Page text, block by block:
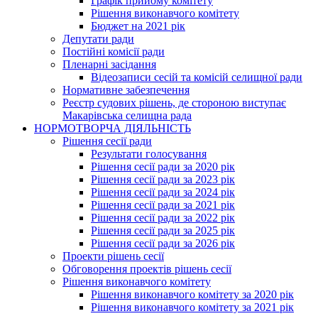
Рішення виконавчого комітету
Бюджет на 2021 рік
Депутати ради
Постійні комісії ради
Пленарні засідання
Відеозаписи сесій та комісій селищної ради
Нормативне забезпечення
Реєстр судових рішень, де стороною виступає
Макарівська селищна рада
НОРМОТВОРЧА ДІЯЛЬНІСТЬ
Рішення сесії ради
Результати голосування
Рішення сесії ради за 2020 рік
Рішення сесії ради за 2023 рік
Рішення сесії ради за 2024 рік
Рішення сесії ради за 2021 рік
Рішення сесії ради за 2022 рік
Рішення сесії ради за 2025 рік
Рішення сесії ради за 2026 рік
Проекти рішень сесії
Обговорення проектів рішень сесії
Рішення виконавчого комітету
Рішення виконавчого комітету за 2020 рік
Рішення виконавчого комітету за 2021 рік